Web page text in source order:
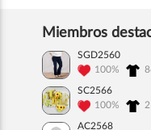
Miembros
SGD2560
100%
SC2566
100%
AC2568